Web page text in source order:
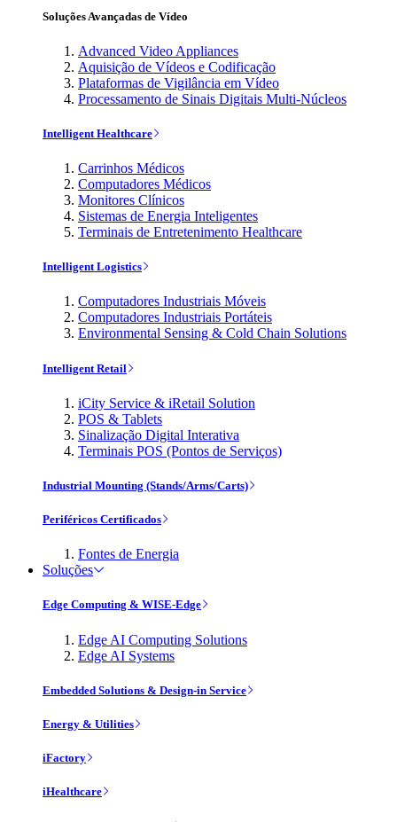
Soluções Avançadas de Vídeo
Advanced Video Appliances
Aquisição de Vídeos e Codificação
Plataformas de Vigilância em Vídeo
Processamento de Sinais Digitais Multi-Núcleos
Intelligent Healthcare
Carrinhos Médicos
Computadores Médicos
Monitores Clínicos
Sistemas de Energia Inteligentes
Terminais de Entretenimento Healthcare
Intelligent Logistics
Computadores Industriais Móveis
Computadores Industriais Portáteis
Environmental Sensing & Cold Chain Solutions
Intelligent Retail
iCity Service & iRetail Solution
POS & Tablets
Sinalização Digital Interativa
Terminais POS (Pontos de Serviços)
Industrial Mounting (Stands/Arms/Carts)
Periféricos Certificados
Fontes de Energia
Soluções
Edge Computing & WISE-Edge
Edge AI Computing Solutions
Edge AI Systems
Embedded Solutions & Design-in Service
Energy & Utilities
iFactory
iHealthcare